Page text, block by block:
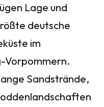
Lage und
deutsche
im
Vorpommern.
Sandstrände,